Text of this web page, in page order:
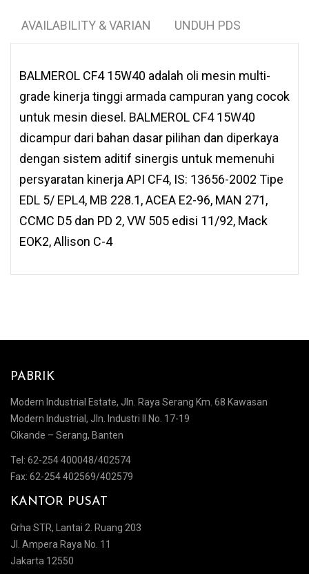
AVAILABILITY & VARIAN UNDUH PDS
BALMEROL CF4 15W40 adalah oli mesin multi-
grade kinerja tinggi armada campuran yang cocok
untuk mesin diesel. BALMEROL CF4 15W40
dicampur dari bahan dasar pilihan dan diperkaya
dengan sistem aditif sinergis untuk memenuhi
persyaratan kinerja API CF4, IS: 13656-2002 Tipe
EDL 5/ EPL4, MB 228.1, ACEA E2-96, MAN 271,
CCMC D5 dan PD 2, VW 505 edisi 11/92, Mack
EOK2, Allison C-4
PABRIK
Modern Industrial Estate, Jln. Raya Serang Km. 68 Kawasan
Modern Industrial, Jln. Industri II No. 17-19
Cikande – Serang, Banten
Tel: 62-254 400048/402574
Fax: 62-254 402569/402579
KANTOR PUSAT
Grha STR, Lantai 2. Ruang 203
Jl. Ampera Raya No. 11
Jakarta 12550